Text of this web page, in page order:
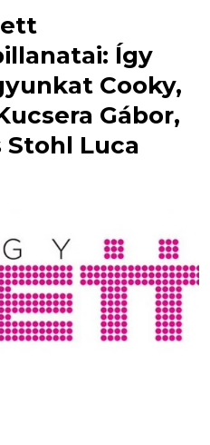
Így
Cooky,
Gábor,
Stohl Luca